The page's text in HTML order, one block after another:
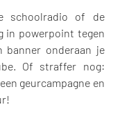
schoolradio of de
in powerpoint tegen
onderaan je
Of straffer nog:
geurcampagne en